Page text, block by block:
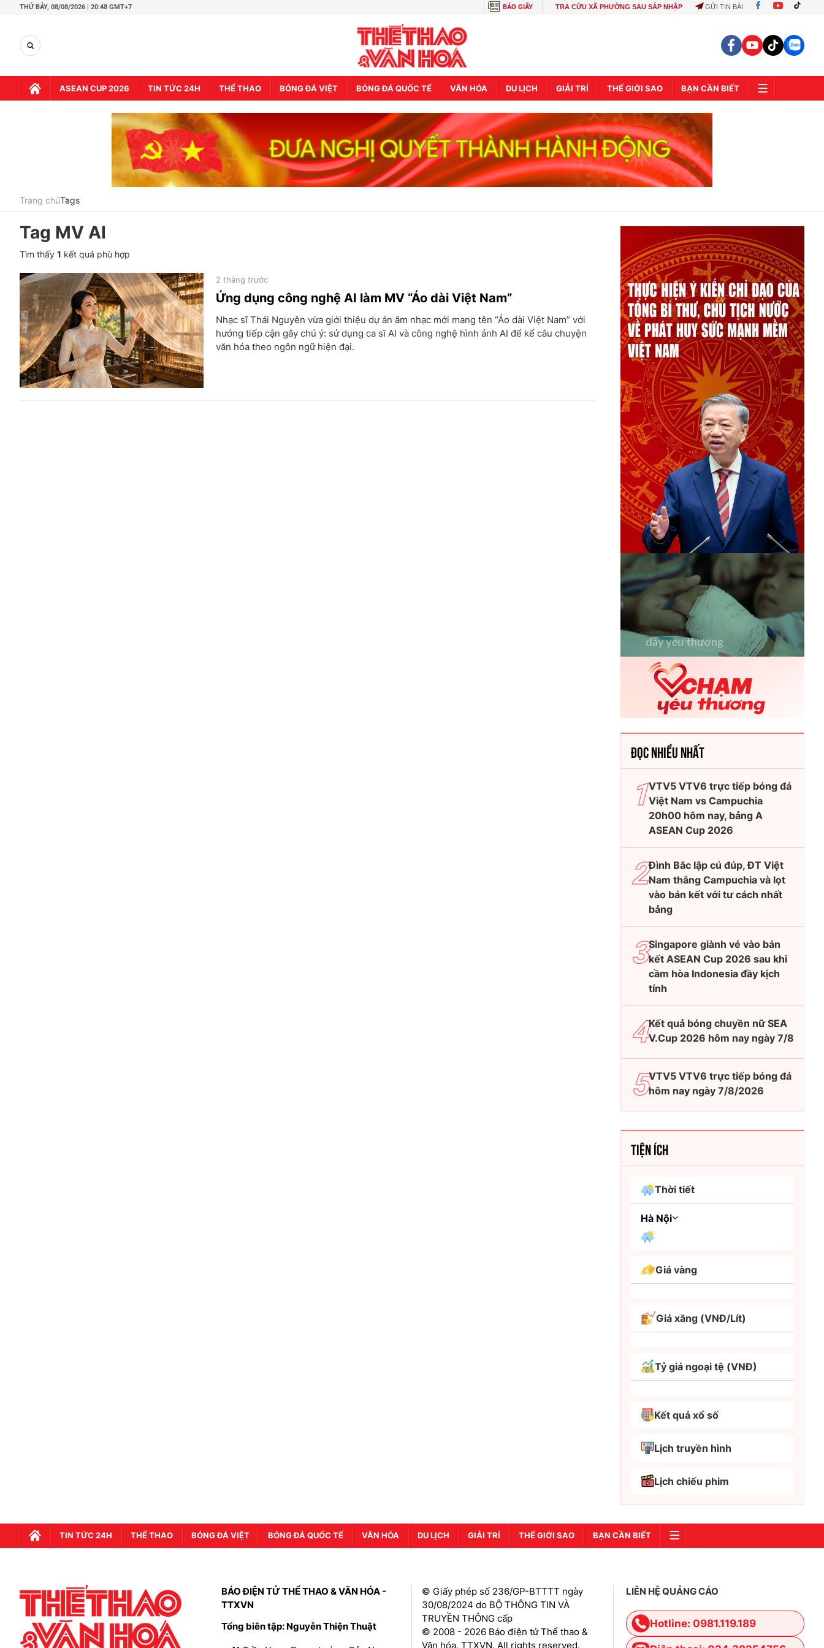
THỨ BẢY, 08/08/2026 | 20:48 GMT+7 BÁO GIẤY TRA CỨU XÃ PHƯỜNG SAU SÁP NHẬP GỬI TIN BÀI
ASEAN CUP 2026 TIN TỨC 24H THỂ THAO BÓNG ĐÁ VIỆT BÓNG ĐÁ QUỐC TẾ VĂN HÓA DU LỊCH GIẢI TRÍ THẾ GIỚI SAO BẠN CẦN BIẾT
Trang chủTags
Tag MV AI
Tìm thấy 1 kết quả phù hợp
Ứng dụng công nghệ AI làm MV “Áo dài Việt Nam”
2 tháng trước
Nhạc sĩ Thái Nguyên vừa giới thiệu dự án âm nhạc mới mang tên “Áo dài Việt Nam” với
hướng tiếp cận gây chú ý: sử dụng ca sĩ AI và công nghệ hình ảnh AI để kể câu chuyện
văn hóa theo ngôn ngữ hiện đại.
ĐỌC NHIỀU NHẤT
VTV5 VTV6 trực tiếp bóng đá
Việt Nam vs Campuchia
20h00 hôm nay, bảng A
ASEAN Cup 2026
Đình Bắc lập cú đúp, ĐT Việt
Nam thắng Campuchia và lọt
vào bán kết với tư cách nhất
bảng
Singapore giành vé vào bán
kết ASEAN Cup 2026 sau khi
cầm hòa Indonesia đầy kịch
tính
Kết quả bóng chuyền nữ SEA
V.Cup 2026 hôm nay ngày 7/8
VTV5 VTV6 trực tiếp bóng đá
hôm nay ngày 7/8/2026
TIỆN ÍCH
Thời tiết
Hà Nội
Bình Dương
Bình Thuận
Bạc Liêu
Bắc Kạn
Cao Bằng
Cà Mau
Cần Thơ
Điện Biên
Đà Lạt
Đắk Nông
Giá vàng
Giá xăng (VNĐ/Lít)
Tỷ giá ngoại tệ (VNĐ)
Kết quả xổ số
Lịch truyền hình
Lịch chiếu phim
TIN TỨC 24H THỂ THAO BÓNG ĐÁ VIỆT BÓNG ĐÁ QUỐC TẾ VĂN HÓA DU LỊCH GIẢI TRÍ THẾ GIỚI SAO BẠN CẦN BIẾT
BÁO ĐIỆN TỬ THỂ THAO & VĂN HÓA -
TTXVN
Tổng biên tập: Nguyễn Thiện Thuật
© Giấy phép số 236/GP-BTTTT ngày
30/08/2024 do BỘ THÔNG TIN VÀ
TRUYỀN THÔNG cấp
© 2008 - 2026 Báo điện tử Thể thao &
Văn hóa, TTXVN. All rights reserved.
LIÊN HỆ QUẢNG CÁO
Hotline: 0981.119.189